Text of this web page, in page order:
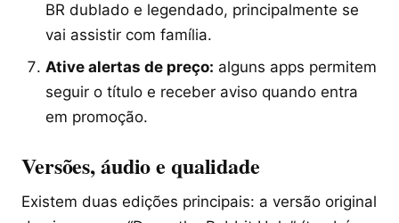
BR dublado e legendado, principalmente se
vai assistir com família.
Ative alertas de preço: alguns apps permitem
seguir o título e receber aviso quando entra
em promoção.
Versões, áudio e qualidade
Existem duas edições principais: a versão original